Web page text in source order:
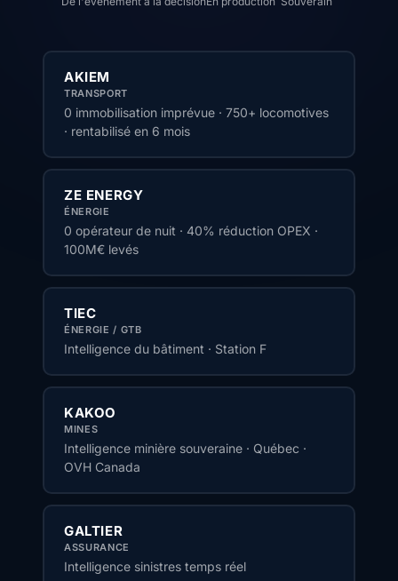
AKIEM
TRANSPORT
0 immobilisation imprévue · 750+ locomotives
· rentabilisé en 6 mois
ZE ENERGY
ÉNERGIE
0 opérateur de nuit · 40% réduction OPEX ·
100M€ levés
TIEC
ÉNERGIE / GTB
Intelligence du bâtiment · Station F
KAKOO
MINES
Intelligence minière souveraine · Québec ·
OVH Canada
GALTIER
ASSURANCE
Intelligence sinistres temps réel